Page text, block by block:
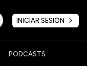
INICIAR SESIÓN
PODCASTS